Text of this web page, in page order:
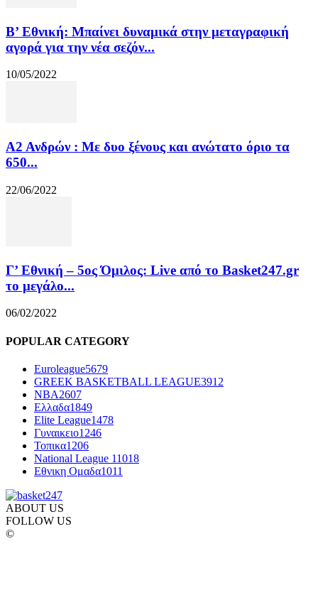
Β’ Εθνική: Μπαίνει δυναμικά στην μεταγραφική
αγορά για την νέα σεζόν...
10/05/2022
Α2 Ανδρών : Με δυο ξένους και ανώτατο όριο τα
650...
22/06/2022
Γ’ Εθνική – 5ος Όμιλος: Live από το Basket247.gr
το μεγάλο...
06/02/2022
POPULAR CATEGORY
Euroleague5679
GREEK BASKETBALL LEAGUE3912
NBA2607
Ελλαδα1849
Elite League1478
Γυναικειο1246
Τοπικα1206
National League 11018
Εθνικη Ομαδα1011
ABOUT US
FOLLOW US
©